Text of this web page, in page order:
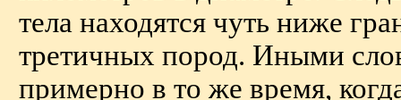
тела находятся чуть ниже
третичных пород. Иными
примерно в то же время,